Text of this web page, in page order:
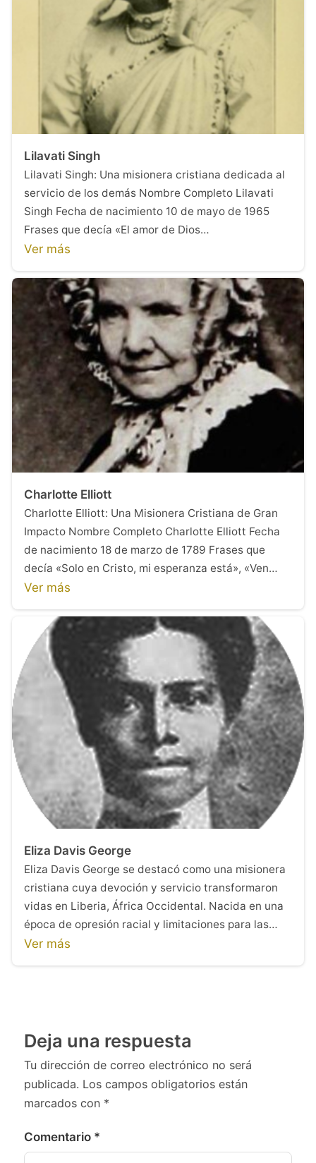
Lilavati Singh
Lilavati Singh: Una misionera cristiana dedicada al
servicio de los demás Nombre Completo Lilavati
Singh Fecha de nacimiento 10 de mayo de 1965
Frases que decía «El amor de Dios…
Ver más
Charlotte Elliott
Charlotte Elliott: Una Misionera Cristiana de Gran
Impacto Nombre Completo Charlotte Elliott Fecha
de nacimiento 18 de marzo de 1789 Frases que
decía «Solo en Cristo, mi esperanza está», «Ven…
Ver más
Eliza Davis George
Eliza Davis George se destacó como una misionera
cristiana cuya devoción y servicio transformaron
vidas en Liberia, África Occidental. Nacida en una
época de opresión racial y limitaciones para las…
Ver más
Deja una respuesta
Tu dirección de correo electrónico no será
publicada. Los campos obligatorios están
marcados con *
Comentario *